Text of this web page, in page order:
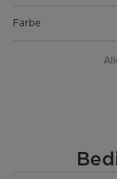
Farbe
Leistung & Technik